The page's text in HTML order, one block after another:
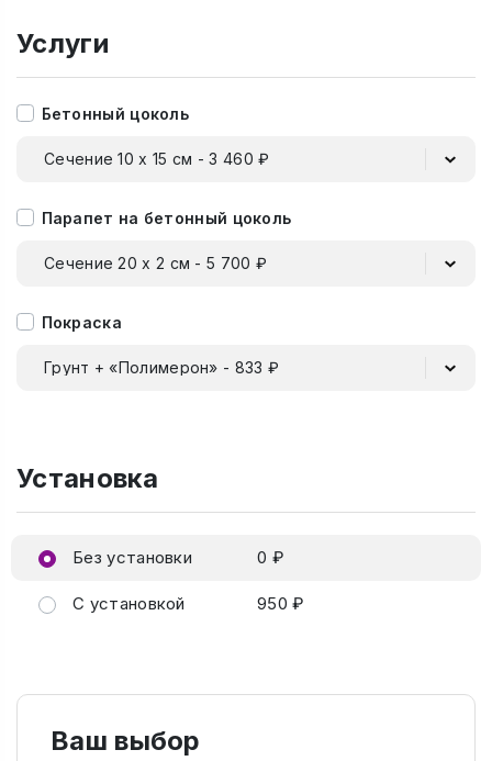
Услуги
Бетонный цоколь
Сечение 10 х 15 см - 3 460 ₽
Парапет на бетонный цоколь
Сечение 20 х 2 см - 5 700 ₽
Покраска
Грунт + «Полимерон» - 833 ₽
Установка
Без установки 0 ₽
С установкой 950 ₽
Ваш выбор